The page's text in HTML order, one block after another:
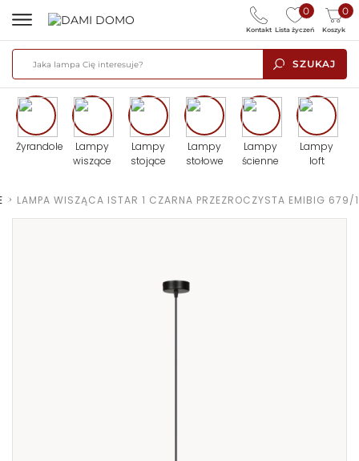
SZUKAJ
0
Lista życzeń
0
Koszyk
Kontakt
Żyrandole
Lampy
wiszące
Lampy
stojące
Lampy
stołowe
Lampy
ścienne
Lampy
loft
> LAMPA WISZĄCA ISTAR 1 CZARNA PRZEZROCZYSTA EMIBIG 679/1